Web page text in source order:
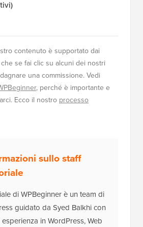
contenuto è supportato dai
se fai clic su alcuni dei nostri
una commissione. Vedi
, perché è importante e
Ecco il nostro processo
sullo staff
di WPBeginner è un team di
guidato da Syed Balkhi con
in WordPress, Web